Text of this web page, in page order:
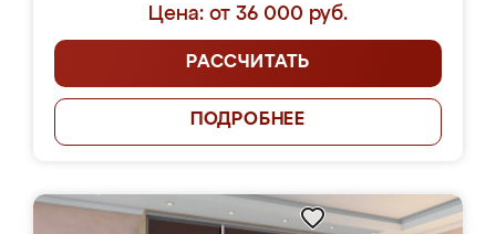
Цена: от 36 000 руб.
РАССЧИТАТЬ
ПОДРОБНЕЕ